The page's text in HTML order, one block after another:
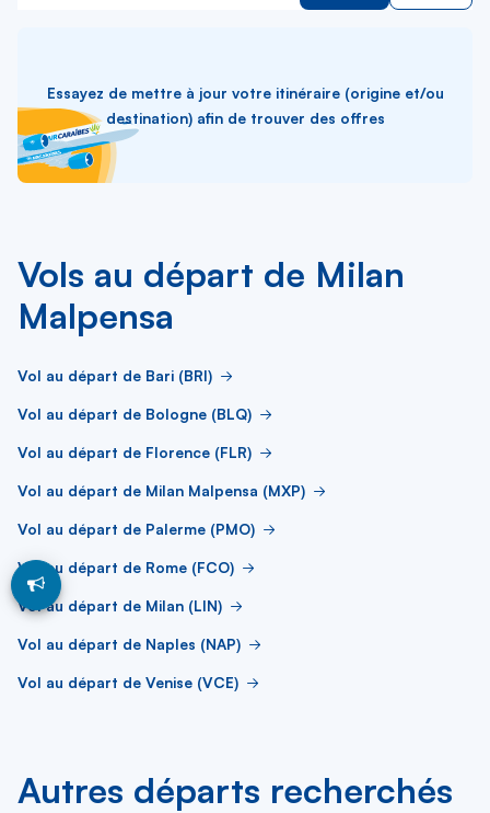
Essayez de mettre à jour votre itinéraire (origine et/ou
destination) afin de trouver des offres
Vols au départ de Milan
Malpensa
Vol au départ de Bari (BRI)
Vol au départ de Bologne (BLQ)
Vol au départ de Florence (FLR)
Vol au départ de Milan Malpensa (MXP)
Vol au départ de Palerme (PMO)
Vol au départ de Rome (FCO)
Vol au départ de Milan (LIN)
Vol au départ de Naples (NAP)
Vol au départ de Venise (VCE)
Autres départs recherchés